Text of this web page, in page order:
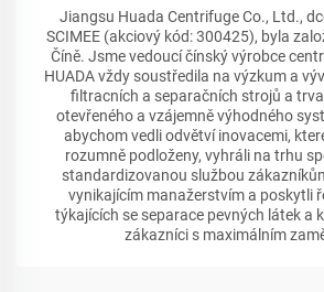
Jiangsu Huada Centrifuge Co., Ltd.,
SCIMEE (akciový kód: 300425), byla
Číně. Jsme vedoucí čínský výrobce
HUADA vždy soustředila na výzkum a
filtracních a separačních strojů a
otevřeného a vzájemně výhodného
abychom vedli odvětví inovacemi,
rozumně podloženy, vyhráli na trhu
standardizovanou službou
vynikajícím manažerstvím a poskytli
týkajících se separace pevných látek a
zákazníci s maximálním